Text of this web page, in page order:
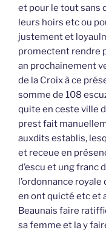
et pour le tout sans
leurs hoirs etc ou
justement et
promectent rendre
an prochainement
de la Croix à ce
somme de 108
quite en ceste ville
prest fait
auxdits establis,
et receue en
d’escu et ung franc
l’ordonnance
en ont quicté etc et
Beaunais faire
sa femme et la y